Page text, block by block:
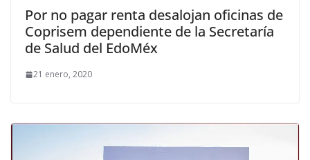
Por no pagar renta desalojan oficinas de
Coprisem dependiente de la Secretaría
de Salud del EdoMéx
21 enero, 2020